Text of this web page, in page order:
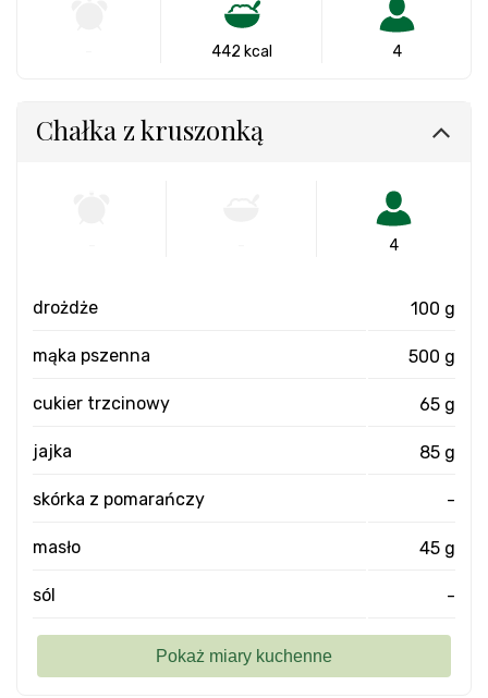
442 kcal 4
Chałka z kruszonką
4
drożdże 100 g
mąka pszenna 500 g
cukier trzcinowy 65 g
jajka 85 g
skórka z pomarańczy -
masło 45 g
sól -